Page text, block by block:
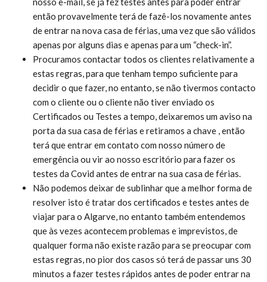
então provavelmente terá de fazê-los novamente antes
de entrar na nova casa de férias, uma vez que são válidos
apenas por alguns dias e apenas para um “check-in”.
Procuramos contactar todos os clientes relativamente a
estas regras, para que tenham tempo suficiente para
decidir o que fazer, no entanto, se não tivermos contacto
com o cliente ou o cliente não tiver enviado os
Certificados ou Testes a tempo, deixaremos um aviso na
porta da sua casa de férias e retiramos a chave , então
terá que entrar em contato com nosso número de
emergência ou vir ao nosso escritório para fazer os
testes da Covid antes de entrar na sua casa de férias.
Não podemos deixar de sublinhar que a melhor forma de
resolver isto é tratar dos certificados e testes antes de
viajar para o Algarve, no entanto também entendemos
que às vezes acontecem problemas e imprevistos, de
qualquer forma não existe razão para se preocupar com
estas regras, no pior dos casos só terá de passar uns 30
minutos a fazer testes rápidos antes de poder entrar na